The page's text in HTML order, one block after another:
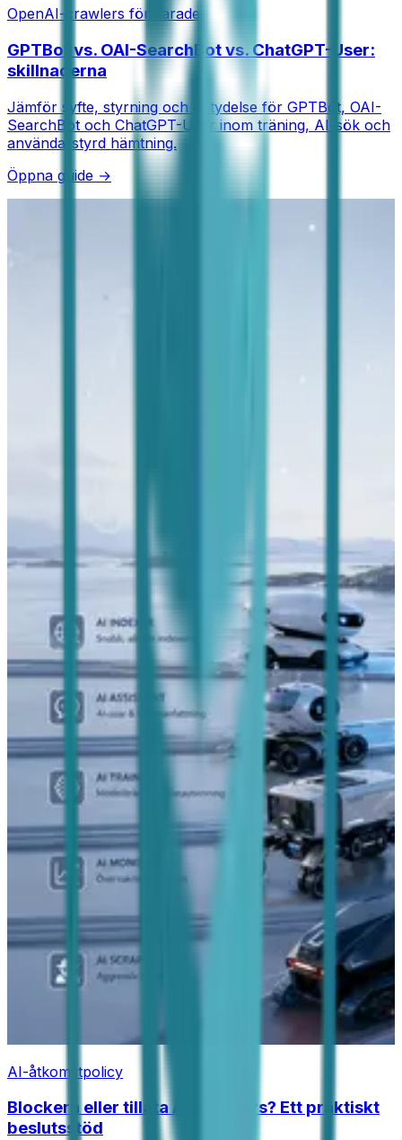
OpenAI-crawlers förklarade
GPTBot vs. OAI-SearchBot vs. ChatGPT-User:
skillnaderna
Jämför syfte, styrning och betydelse för GPTBot, OAI-
SearchBot och ChatGPT-User inom träning, AI-sök och
användarstyrd hämtning.
Öppna guide →
AI-åtkomstpolicy
Blockera eller tillåta AI-crawlers? Ett praktiskt
beslutsstöd